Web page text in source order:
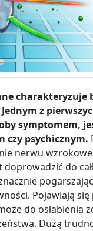
charakteryzuje
z
symptomem,
czy psychicznym.
nerwu
do
Pojawiają
do osłabienia
Dużą